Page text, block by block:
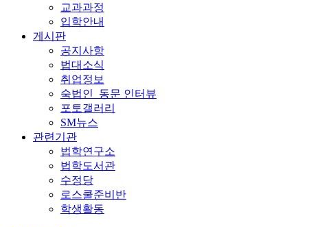
교과과정
입학안내
게시판
공지사항
법대소식
취업정보
숙법인_동문 인터뷰
포토갤러리
SM뉴스
관련기관
법학연구소
법학도서관
수정당
로스쿨준비반
학생활동